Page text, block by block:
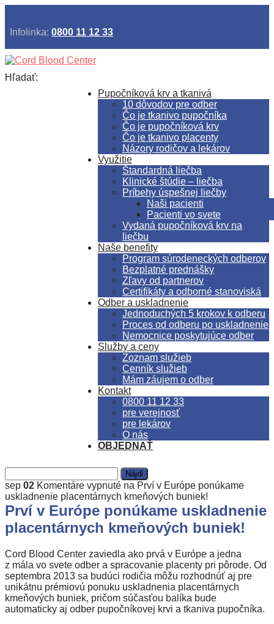
Infolinka: 0800 11 12 33
Pupočníková krv a tkanivá
10 dôvodov pre odber
Čo je tkanivo pupočníka
Čo je pupočníková krv
Čo je tkanivo placenty
Názory rodičov a lekárov
Využitie
Štandardná liečba
Klinické štúdie – liečba
Príbehy úspešnej liečby
Naši pacienti
Pacienti vo svete
Vydaná pupočníková krv na
liečbu
Naše benefity
Program súrodeneckých odberov
Bezplatné prednášky
Zľavy od partnerov
Certifikáty a odborné stanoviská
Odber a uskladnenie
Jednoduchých 5 krokov k odberu
Proces od odberu po uskladnenie
Nemocnice poskytujúce odber
Služby a ceny
Zoznam služieb
Cenník služieb
Mám záujem o odber
Kontakt
0800 11 12 33
pre verejnosť
pre lekárov
O nás
OBJEDNAŤ
Hľadať:
sep 02 Komentáre vypnuté na Prví v Európe ponúkame
uskladnenie placentárnych kmeňových buniek!
Prví v Európe ponúkame uskladnenie
placentárnych kmeňových buniek!
Cord Blood Center zaviedla ako prvá v Európe a jedna
z mála vo svete odber a spracovanie placenty pri pôrode. Od
septembra 2013 sa budúci rodičia môžu rozhodnúť aj pre
unikátnu prémiovú ponuku uskladnenia placentárnych
kmeňových buniek, pričom súčasťou balíka bude
automaticky aj odber pupočníkovej krvi a tkaniva pupočníka.